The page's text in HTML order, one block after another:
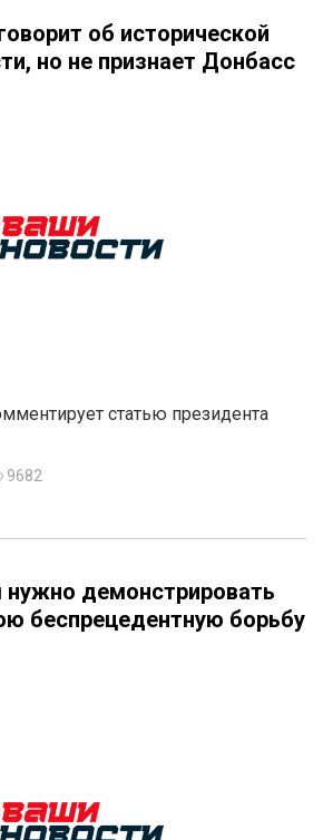
об исторической
но не признает Донбасс
статью президента
9682
демонстрировать
беспрецедентную борьбу